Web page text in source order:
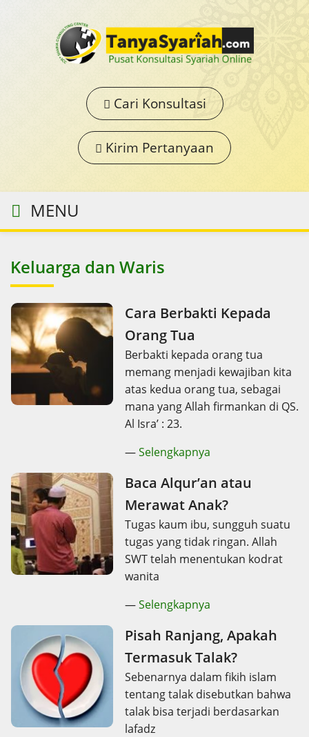
Cari Konsultasi
Kirim Pertanyaan
MENU
Keluarga dan Waris
Cara Berbakti Kepada
Orang Tua
Berbakti kepada orang tua
memang menjadi kewajiban kita
atas kedua orang tua, sebagai
mana yang Allah firmankan di QS.
Al Isra’ : 23.
—Selengkapnya
Baca Alqur’an atau
Merawat Anak?
Tugas kaum ibu, sungguh suatu
tugas yang tidak ringan. Allah
SWT telah menentukan kodrat
wanita
—Selengkapnya
Pisah Ranjang, Apakah
Termasuk Talak?
Sebenarnya dalam fikih islam
tentang talak disebutkan bahwa
talak bisa terjadi berdasarkan
lafadz